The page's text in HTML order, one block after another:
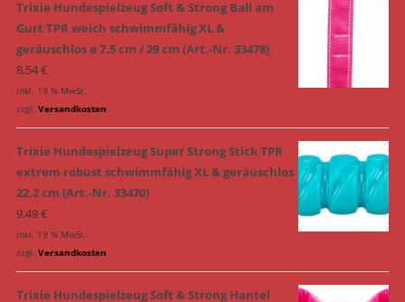
Trixie Hundespielzeug Soft & Strong Ball am
Gurt TPR weich schwimmfähig XL &
geräuschlos ø 7,5 cm / 29 cm (Art.-Nr. 33478)
8,54€
inkl. 19 % MwSt.
zzgl. Versandkosten
Trixie Hundespielzeug Super Strong Stick TPR
extrem robust schwimmfähig XL & geräuschlos
22,2 cm (Art.-Nr. 33470)
9,49€
inkl. 19 % MwSt.
zzgl. Versandkosten
Trixie Hundespielzeug Soft & Strong Hantel